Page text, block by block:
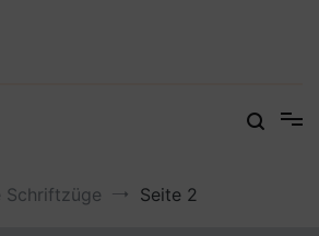
Schriftzüge Seite 2